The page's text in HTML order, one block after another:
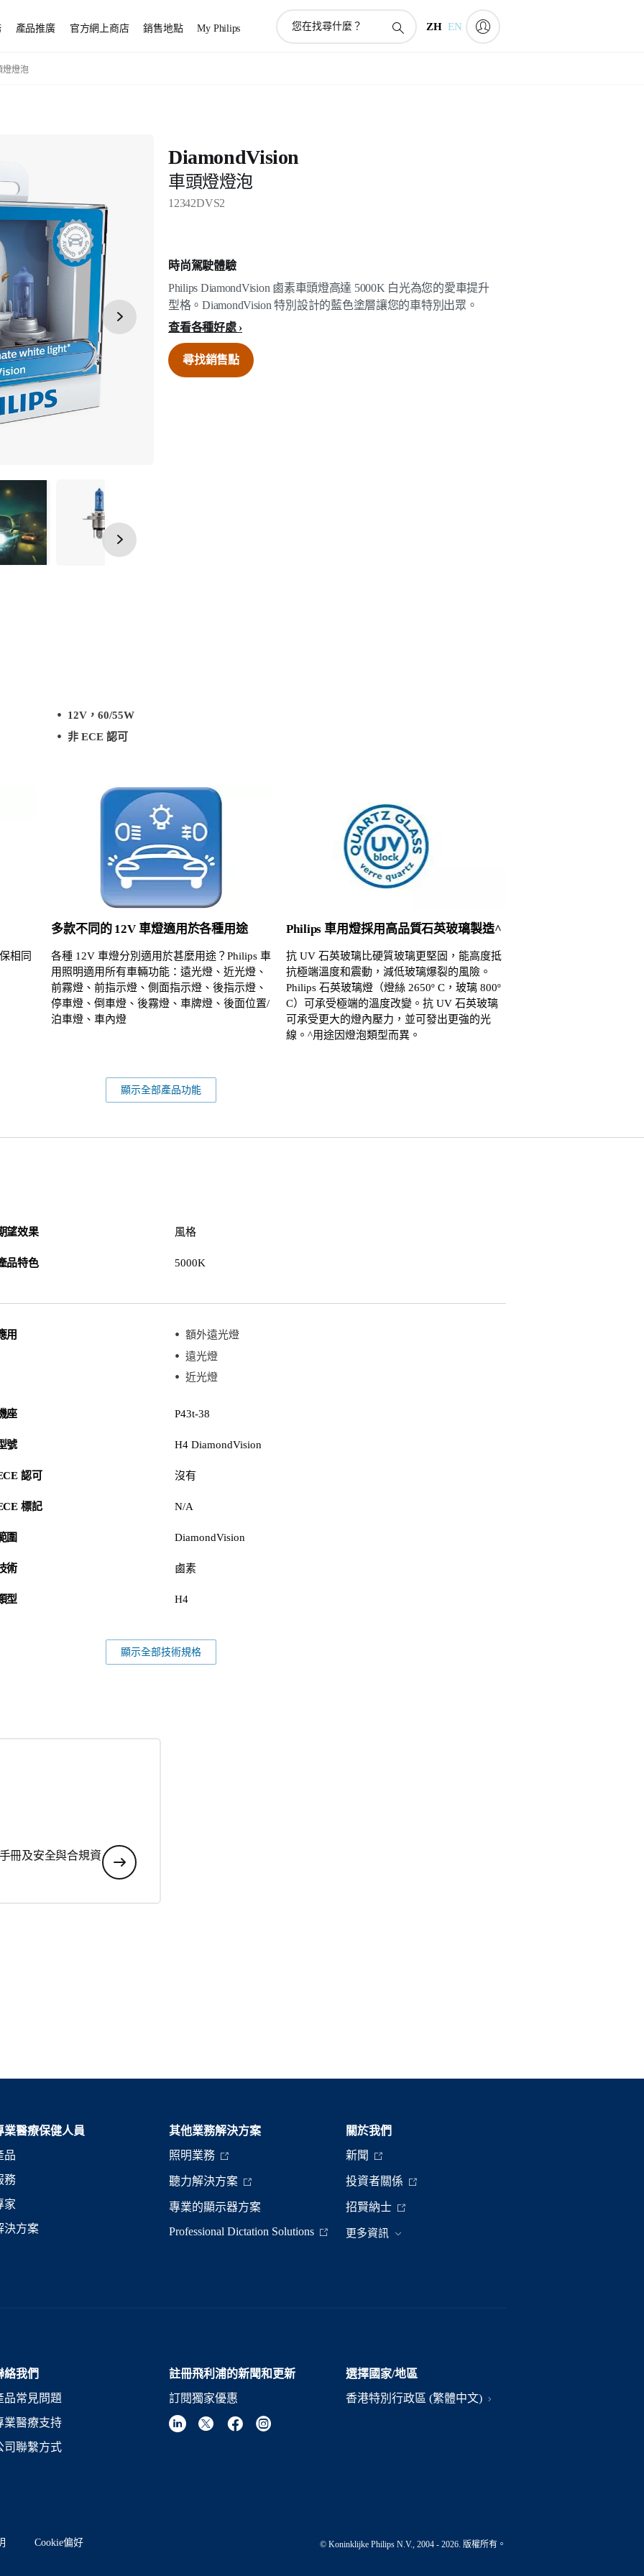
產品推廣 官方網上商店 銷售地點 My Philips ZH EN
燈燈泡
DiamondVision
車頭燈燈泡
12342DVS2
時尚駕駛體驗
Philips DiamondVision 鹵素車頭燈高達 5000K 白光為您的愛車提升
型格。DiamondVision 特別設計的藍色塗層讓您的車特別出眾。
查看各種好處
尋找銷售點
12V，60/55W
非 ECE 認可
相同
多款不同的 12V 車燈適用於各種用途
各種 12V 車燈分別適用於甚麼用途？Philips 車
用照明適用所有車輛功能：遠光燈、近光燈、
前霧燈、前指示燈、側面指示燈、後指示燈、
停車燈、倒車燈、後霧燈、車牌燈、後面位置/
泊車燈、車內燈
Philips 車用燈採用高品質石英玻璃製造^
抗 UV 石英玻璃比硬質玻璃更堅固，能高度抵
抗極端溫度和震動，減低玻璃爆裂的風險。
Philips 石英玻璃燈（燈絲 2650º C，玻璃 800º
C）可承受極端的溫度改變。抗 UV 石英玻璃
可承受更大的燈內壓力，並可發出更強的光
線。^用途因燈泡類型而異。
顯示全部產品功能
望效果 風格
品特色 5000K
用
額外遠光燈
遠光燈
近光燈
座 P43t-38
號 H4 DiamondVision
認可 沒有
標記 N/A
圍 DiamondVision
術 鹵素
型 H4
顯示全部技術規格
冊及安全與合規資
業醫療保健人員
品
務
家
決方案
其他業務解決方案​
照明業務
聽力解決方案
專業的顯示器方案
Professional Dictation Solutions
關於我們
新聞
投資者關係
招賢納士
更多資訊
絡我們
品常見問題
業醫療支持
司聯繫方式
註冊飛利浦的新聞和更新
訂閱獨家優惠
選擇國家/地區
香港特別行政區 (繁體中文)
Cookie偏好 © Koninklijke Philips N.V., 2004 - 2026. 版權所有。